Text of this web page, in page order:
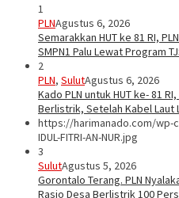
1
PLNAgustus 6, 2026
Semarakkan HUT ke 81 RI,
SMPN1 Palu Lewat Program
2
PLN, SulutAgustus 6, 2026
Kado PLN untuk HUT ke- 81
Berlistrik, Setelah Kabel Laut
https://harimanado.com/wp-
IDUL-FITRI-AN-NUR.jpg
3
SulutAgustus 5, 2026
Gorontalo Terang. PLN
Rasio Desa Berlistrik 100